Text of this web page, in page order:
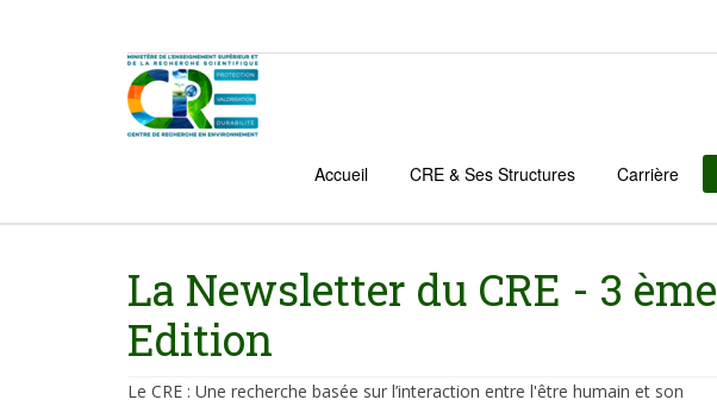
Accueil CRE & Ses Structures Carrière
La Newsletter du CRE - 3 ème
Edition
Le CRE : Une recherche basée sur l’interaction entre l'être humain et son